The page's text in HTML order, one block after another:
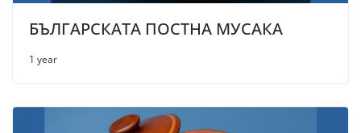
БЪЛГАРСКАТА ПОСТНА МУСАКА
1 year